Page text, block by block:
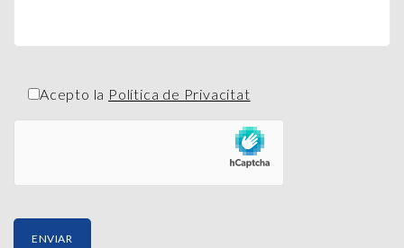
Acepto la Política de Privacitat